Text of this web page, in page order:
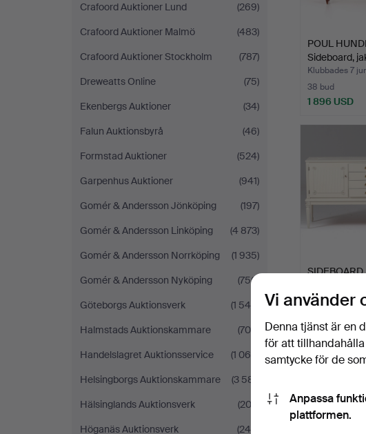
Crafoord Auktioner Lund
(269)
Crafoord Auktioner Malmö
(483)
Crafoord Auktioner Stockholm
(787)
Dreweatts Online
(75)
Ekenbergs Auktioner
(34)
Falun Auktionsbyrå
(46)
Formstad Auktioner
(524)
Garpenhus Auktioner
(941)
Gomér & Andersson Jönköping
(197)
Gomér & Andersson Linköping
(4 873)
Gomér & Andersson Norrköping
(1 935)
Gomér & Andersson Nyköping
(750)
Göteborgs Auktionsverk
(1 545)
Halmstads Auktionskammare
(704)
Handelslagret Auktionsservice
(1 064)
Helsingborgs Auktionskammare
(3 581)
Hälsinglands Auktionsverk
(202)
Höganäs Auktionsverk
(244)
POUL
Sideboard,
Danma…
Klubbades 7
38 bud
1 896 USD
Klubbades 4
106 USD
Vi använder
Denna tjänst är en
för att
samtycke för de
Anpassa
plattformen.